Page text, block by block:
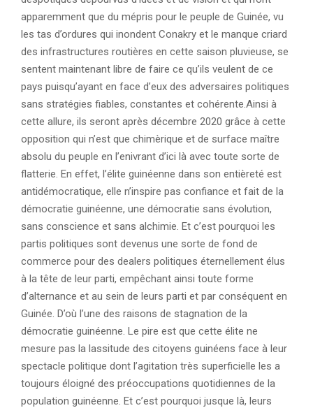
apparemment que du mépris pour le peuple de Guinée, vu
les tas d’ordures qui inondent Conakry et le manque criard
des infrastructures routières en cette saison pluvieuse, se
sentent maintenant libre de faire ce qu’ils veulent de ce
pays puisqu’ayant en face d’eux des adversaires politiques
sans stratégies fiables, constantes et cohérente.Ainsi à
cette allure, ils seront après décembre 2020 grâce à cette
opposition qui n’est que chimèrique et de surface maître
absolu du peuple en l’enivrant d’ici là avec toute sorte de
flatterie. En effet, l’élite guinéenne dans son entièreté est
antidémocratique, elle n’inspire pas confiance et fait de la
démocratie guinéenne, une démocratie sans évolution,
sans conscience et sans alchimie. Et c’est pourquoi les
partis politiques sont devenus une sorte de fond de
commerce pour des dealers politiques éternellement élus
à la tête de leur parti, empêchant ainsi toute forme
d’alternance et au sein de leurs parti et par conséquent en
Guinée. D’où l’une des raisons de stagnation de la
démocratie guinéenne. Le pire est que cette élite ne
mesure pas la lassitude des citoyens guinéens face à leur
spectacle politique dont l’agitation très superficielle les a
toujours éloigné des préoccupations quotidiennes de la
population guinéenne. Et c’est pourquoi jusque là, leurs